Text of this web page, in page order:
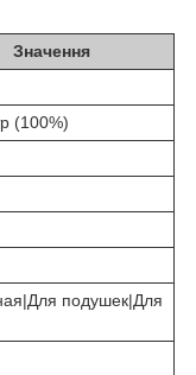
Значення
(100%)
подушек|Для